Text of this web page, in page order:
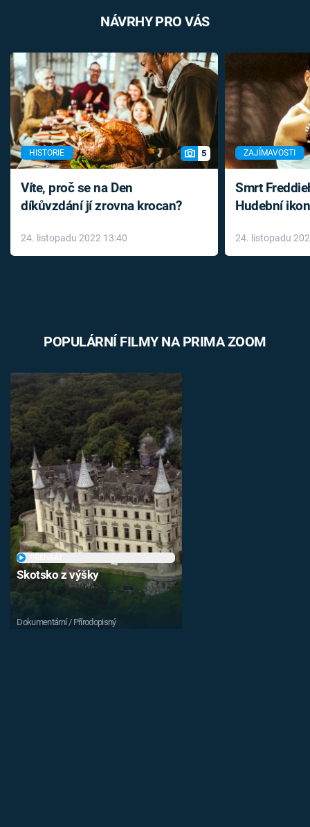
NÁVRHY PRO VÁS
HISTORIE 5
Víte, proč se na Den
díkůvzdání jí zrovna krocan?
24. listopadu 2022 13:40
ZAJÍMAVOSTI
Smrt
Hudební
léky
24. listopadu
POPULÁRNÍ FILMY NA PRIMA ZOOM
Skotsko z výšky
Dokumentární / Přírodopisný